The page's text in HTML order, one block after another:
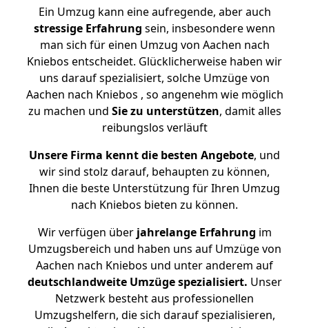
Ein Umzug kann eine aufregende, aber auch
stressige Erfahrung sein, insbesondere wenn
man sich für einen Umzug von Aachen nach
Kniebos entscheidet. Glücklicherweise haben wir
uns darauf spezialisiert, solche Umzüge von
Aachen nach Kniebos , so angenehm wie möglich
zu machen und Sie zu unterstützen, damit alles
reibungslos verläuft
Unsere Firma kennt die besten Angebote, und
wir sind stolz darauf, behaupten zu können,
Ihnen die beste Unterstützung für Ihren Umzug
nach Kniebos bieten zu können.
Wir verfügen überjahrelange Erfahrung im
Umzugsbereich und haben uns auf Umzüge von
Aachen nach Kniebos und unter anderem auf
deutschlandweite Umzüge spezialisiert. Unser
Netzwerk besteht aus professionellen
Umzugshelfern, die sich darauf spezialisieren,